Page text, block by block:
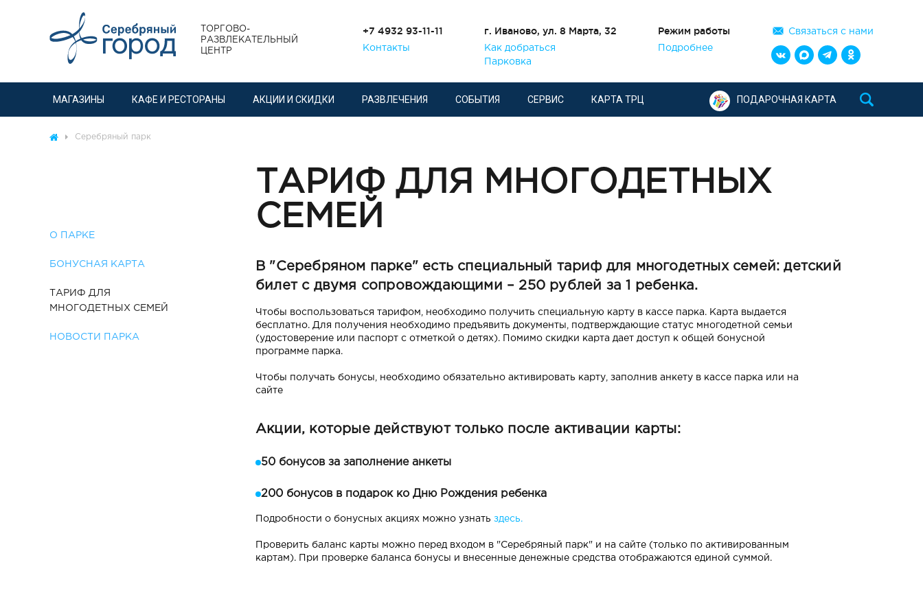
ТОРГОВО-
РАЗВЛЕКАТЕЛЬНЫЙ
ЦЕНТР
+7 4932 93-11-11
Контакты
г. Иваново, ул. 8 Марта, 32
Как добраться
Парковка
Режим работы
Подробнее
Связаться с нами
МАГАЗИНЫ КАФЕ И РЕСТОРАНЫ АКЦИИ И СКИДКИ РАЗВЛЕЧЕНИЯ СОБЫТИЯ СЕРВИС КАРТА ТРЦ ПОДАРОЧНАЯ КАРТА
Серебряный парк
О ПАРКЕ
БОНУСНАЯ КАРТА
ТАРИФ ДЛЯ
МНОГОДЕТНЫХ СЕМЕЙ
НОВОСТИ ПАРКА
ТАРИФ ДЛЯ МНОГОДЕТНЫХ
СЕМЕЙ
В "Серебряном парке" есть специальный тариф для многодетных семей: детский
билет с двумя сопровождающими – 250 рублей за 1 ребенка.
Чтобы воспользоваться тарифом, необходимо получить специальную карту в кассе парка. Карта выдается
бесплатно. Для получения необходимо предъявить документы, подтверждающие статус многодетной семьи
(удостоверение или паспорт с отметкой о детях). Помимо скидки карта дает доступ к общей бонусной
программе парка.
Чтобы получать бонусы, необходимо обязательно активировать карту, заполнив анкету в кассе парка или на
сайте
Акции, которые действуют только после активации карты:
50 бонусов за заполнение анкеты
200 бонусов в подарок ко Дню Рождения ребенка
Подробности о бонусных акциях можно узнать здесь.
Проверить баланс карты можно перед входом в "Серебряный парк" и на сайте (только по активированным
картам). При проверке баланса бонусы и внесенные денежные средства отображаются единой суммой.